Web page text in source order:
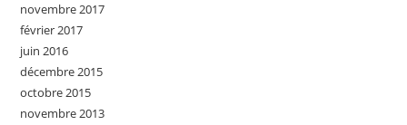
novembre 2017
février 2017
juin 2016
décembre 2015
octobre 2015
novembre 2013